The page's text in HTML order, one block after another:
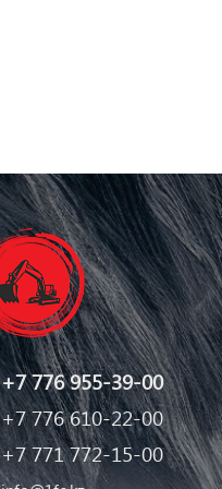
+7 776 955-39-00
+7 776 610-22-00
+7 771 772-15-00